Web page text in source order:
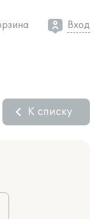
Вход
К списку